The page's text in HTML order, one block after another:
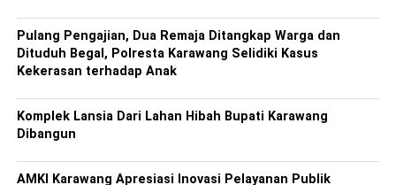
Pulang Pengajian, Dua Remaja Ditangkap Warga dan
Dituduh Begal, Polresta Karawang Selidiki Kasus
Kekerasan terhadap Anak
Komplek Lansia Dari Lahan Hibah Bupati Karawang
Dibangun
AMKI Karawang Apresiasi Inovasi Pelayanan Publik